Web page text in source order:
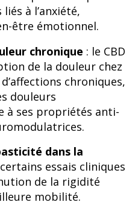
à l’anxiété,
être émotionnel.
chronique : le CBD
de la douleur chez
chroniques,
douleurs
à ses propriétés anti-
dans la
essais cliniques
de la rigidité
mobilité.